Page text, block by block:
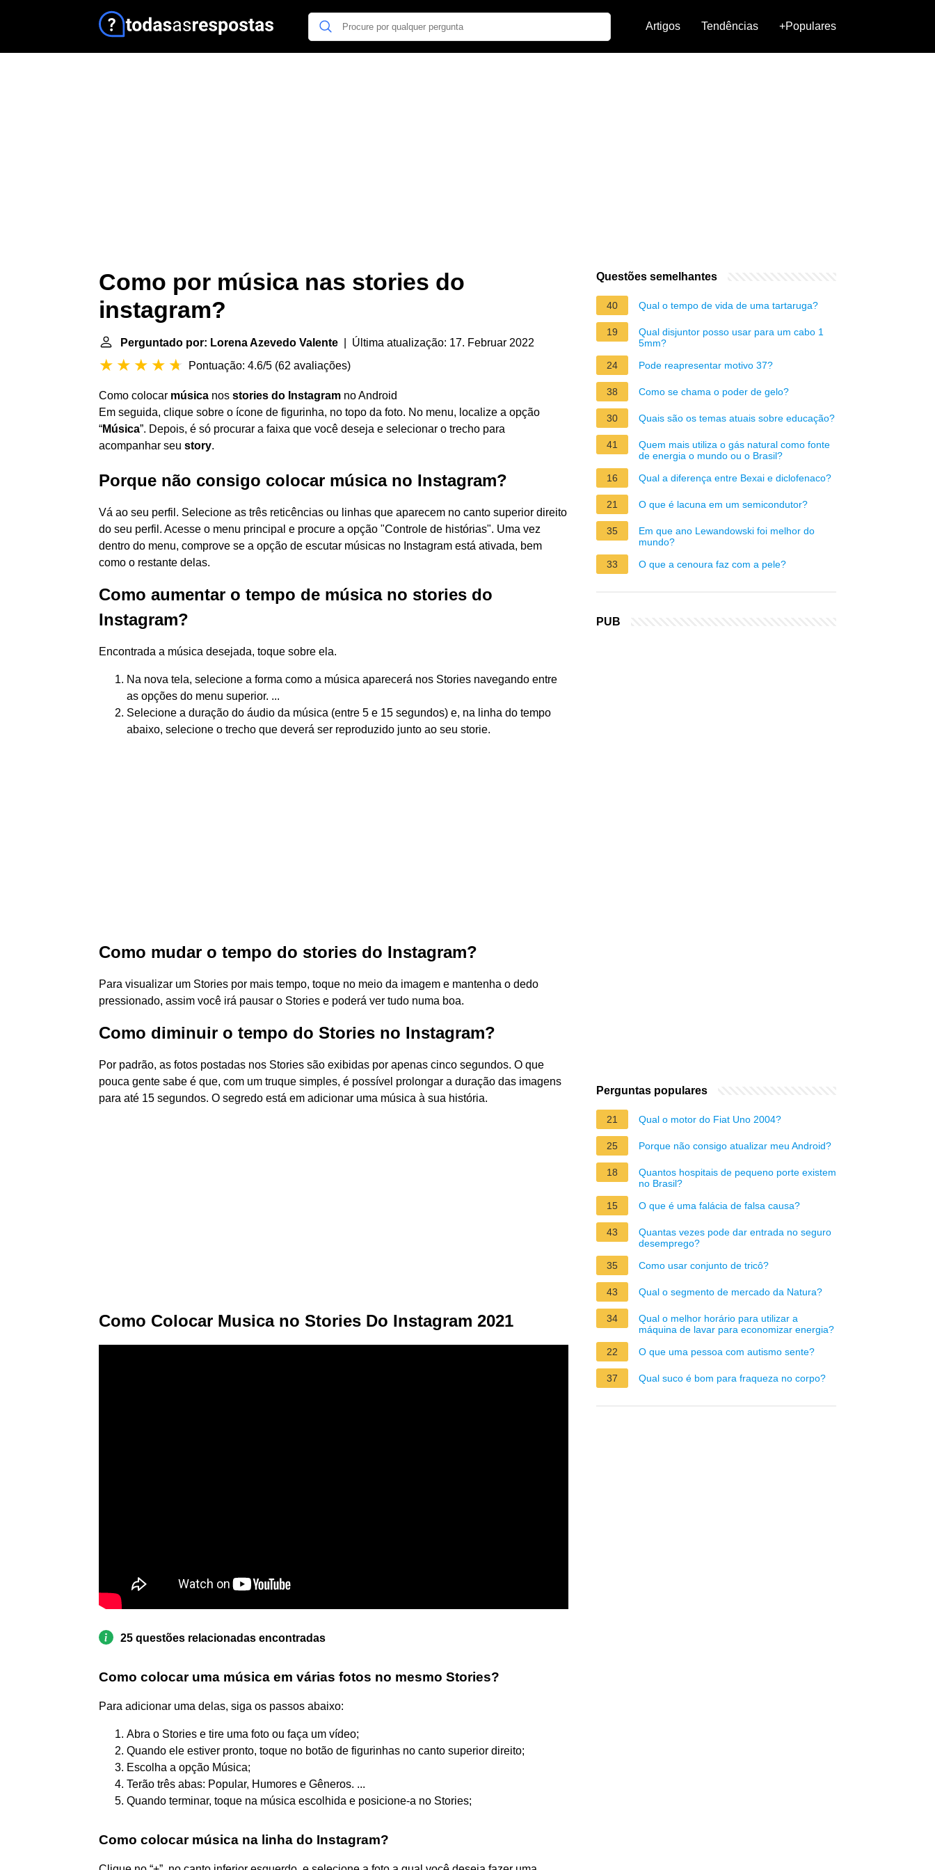
Artigos Tendências +Populares
Como por música nas stories do
instagram?
Perguntado por: Lorena Azevedo Valente | Última atualização: 17. Februar 2022
Pontuação: 4.6/5 (62 avaliações)
Como colocar música nos stories do Instagram no Android
Em seguida, clique sobre o ícone de figurinha, no topo da foto. No menu, localize a opção
“Música”. Depois, é só procurar a faixa que você deseja e selecionar o trecho para
acompanhar seu story.
Porque não consigo colocar música no Instagram?
Vá ao seu perfil. Selecione as três reticências ou linhas que aparecem no canto superior direito
do seu perfil. Acesse o menu principal e procure a opção "Controle de histórias". Uma vez
dentro do menu, comprove se a opção de escutar músicas no Instagram está ativada, bem
como o restante delas.
Como aumentar o tempo de música no stories do
Instagram?
Encontrada a música desejada, toque sobre ela.
Na nova tela, selecione a forma como a música aparecerá nos Stories navegando entre
as opções do menu superior. ...
Selecione a duração do áudio da música (entre 5 e 15 segundos) e, na linha do tempo
abaixo, selecione o trecho que deverá ser reproduzido junto ao seu storie.
Como mudar o tempo do stories do Instagram?
Para visualizar um Stories por mais tempo, toque no meio da imagem e mantenha o dedo
pressionado, assim você irá pausar o Stories e poderá ver tudo numa boa.
Como diminuir o tempo do Stories no Instagram?
Por padrão, as fotos postadas nos Stories são exibidas por apenas cinco segundos. O que
pouca gente sabe é que, com um truque simples, é possível prolongar a duração das imagens
para até 15 segundos. O segredo está em adicionar uma música à sua história.
Como Colocar Musica no Stories Do Instagram 2021
25 questões relacionadas encontradas
Como colocar uma música em várias fotos no mesmo Stories?
Para adicionar uma delas, siga os passos abaixo:
Abra o Stories e tire uma foto ou faça um vídeo;
Quando ele estiver pronto, toque no botão de figurinhas no canto superior direito;
Escolha a opção Música;
Terão três abas: Popular, Humores e Gêneros. ...
Quando terminar, toque na música escolhida e posicione-a no Stories;
Como colocar música na linha do Instagram?
Questões semelhantes
40 Qual o tempo de vida de uma tartaruga?
19
Qual disjuntor posso usar para um cabo 1
5mm?
24
Pode reapresentar motivo 37?
38 Como se chama o poder de gelo?
30 Quais são os temas atuais sobre educação?
41
Quem mais utiliza o gás natural como fonte
de energia o mundo ou o Brasil?
16
Qual a diferença entre Bexai e diclofenaco?
21 O que é lacuna em um semicondutor?
35
Em que ano Lewandowski foi melhor do
mundo?
33
O que a cenoura faz com a pele?
PUB
Perguntas populares
21 Qual o motor do Fiat Uno 2004?
25 Porque não consigo atualizar meu Android?
18
Quantos hospitais de pequeno porte existem
no Brasil?
15
O que é uma falácia de falsa causa?
43
Quantas vezes pode dar entrada no seguro
desemprego?
35
Como usar conjunto de tricô?
43 Qual o segmento de mercado da Natura?
34
Qual o melhor horário para utilizar a
máquina de lavar para economizar energia?
22
O que uma pessoa com autismo sente?
37 Qual suco é bom para fraqueza no corpo?